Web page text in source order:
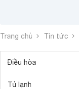
Trang chủ Tin tức
Điều hòa
Tủ lạnh